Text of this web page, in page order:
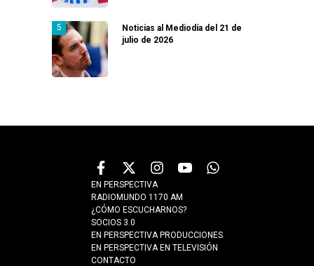
Noticias al Mediodía del 21 de
julio de 2026
EN PERSPECTIVA
RADIOMUNDO 1170 AM
¿CÓMO ESCUCHARNOS?
SOCIOS 3.0
EN PERSPECTIVA PRODUCCIONES
EN PERSPECTIVA EN TELEVISIÓN
CONTACTO